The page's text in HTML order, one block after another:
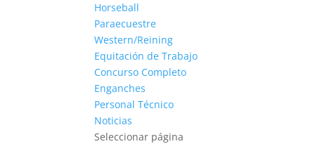
Horseball
Paraecuestre
Western/Reining
Equitación de Trabajo
Concurso Completo
Enganches
Personal Técnico
Noticias
Seleccionar página